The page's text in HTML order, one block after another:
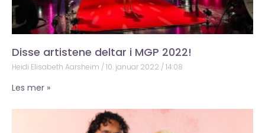
Disse artistene deltar i MGP 2022!
Heidi Elisabeth Aarsheim 10. januar 2022 14:08
Les mer »